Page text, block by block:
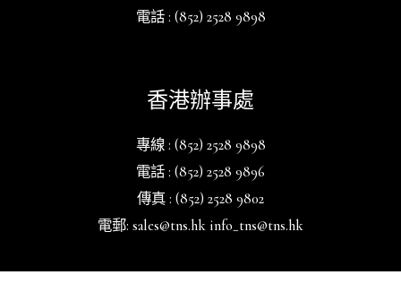
電話 : (852) 2528 9898
香港辦事處
專線 : (852) 2528 9898
電話 : (852) 2528 9896
傳真 : (852) 2528 9802
電郵: sales@tns.hk info_tns@tns.hk